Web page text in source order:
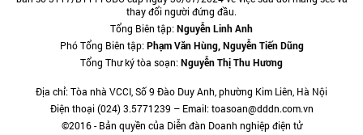
thay đổi người đứng đầu.
Tổng Biên tập:Nguyễn Linh Anh
Phó Tổng Biên tập:Phạm Văn Hùng, Nguyễn Tiến Dũng
Tổng Thư ký tòa soạn:Nguyễn Thị Thu Hương
Địa chỉ: Tòa nhà VCCI, Số 9 Đào Duy Anh, phường Kim Liên, Hà Nội
Điện thoại (024) 3.5771239 – Email: toasoan@dddn.com.vn
©2016 - Bản quyền của Diễn đàn Doanh nghiệp điện tử